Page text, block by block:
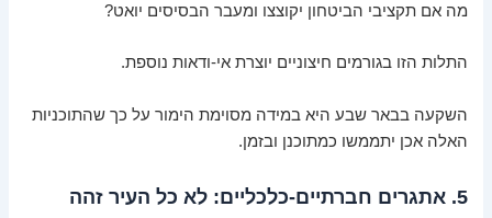
מה אם תקציבי הביטחון יקוצצו ומעבר הבסיסים יואט?
התלות הזו בגורמים חיצוניים יוצרת אי-ודאות נוספת.
השקעה בבאר שבע היא במידה מסוימת הימור על כך שהתוכניות
האלה אכן יתממשו כמתוכנן ובזמן.
5. אתגרים חברתיים-כלכליים: לא כל העיר זהה